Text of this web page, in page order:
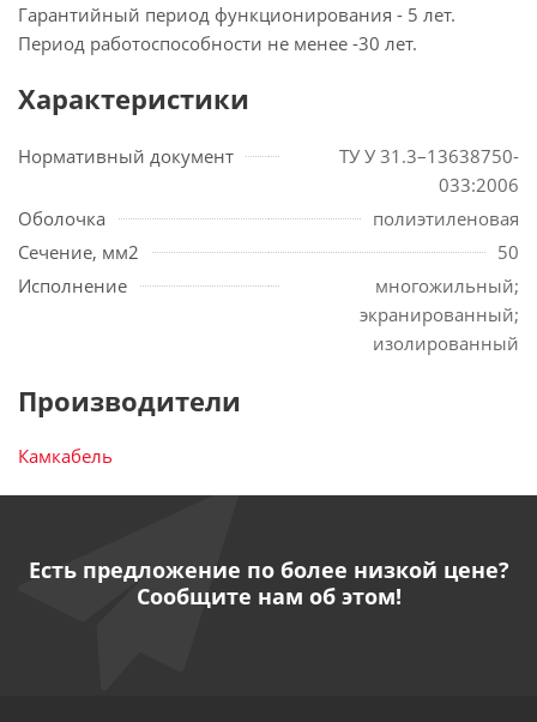
Гарантийный период функционирования - 5 лет.
Период работоспособности не менее -30 лет.
Характеристики
Нормативный документ
ТУ У 31.3–13638750-
033:2006
Оболочка
полиэтиленовая
Сечение, мм2
50
Исполнение
многожильный;
экранированный;
изолированный
Производители
Камкабель
Есть предложение по более низкой цене?
Сообщите нам об этом!